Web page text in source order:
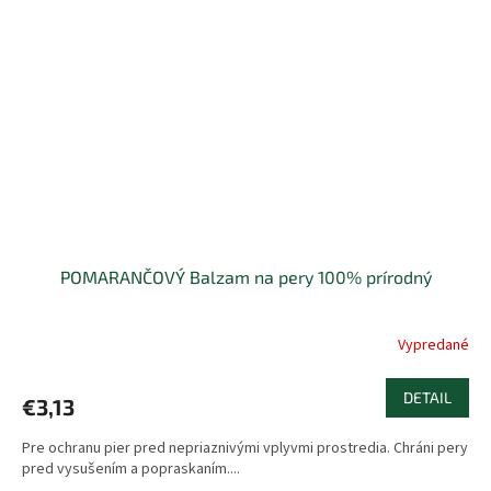
POMARANČOVÝ Balzam na pery 100% prírodný
Vypredané
€3,13 DETAIL
Pre ochranu pier pred nepriaznivými vplyvmi prostredia. Chráni pery
pred vysušením a popraskaním....